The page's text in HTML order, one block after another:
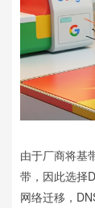
由于厂商将基
带，因此选择
网络迁移，